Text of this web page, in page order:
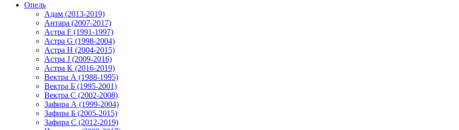
Опель
Адам (2013-2019)
Антара (2007-2017)
Астра F (1991-1997)
Астра G (1998-2004)
Астра H (2004-2015)
Астра J (2009-2016)
Астра K (2016-2019)
Вектра А (1988-1995)
Вектра Б (1995-2001)
Вектра С (2002-2008)
Зафира А (1999-2004)
Зафира Б (2005-2015)
Зафира С (2012-2019)